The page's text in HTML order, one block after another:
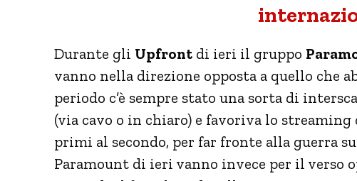
Durante gli Upfront di ieri il gruppo
vanno nella direzione opposta a quello che
periodo c’è sempre stato una sorta di
(via cavo o in chiaro) e favoriva lo streaming
primi al secondo, per far fronte alla guerra
Paramount di ieri vanno invece per il verso